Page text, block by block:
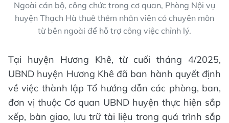
Ngoài cán bộ, công chức trong cơ quan, Phòng Nội vụ
huyện Thạch Hà thuê thêm nhân viên có chuyên môn
từ bên ngoài để hỗ trợ công việc chỉnh lý.
Tại huyện Hương Khê, từ cuối tháng 4/2025,
UBND huyện Hương Khê đã ban hành quyết định
về việc thành lập Tổ hướng dẫn các phòng, ban,
đơn vị thuộc Cơ quan UBND huyện thực hiện sắp
xếp, bàn giao, lưu trữ tài liệu trong quá trình sắp